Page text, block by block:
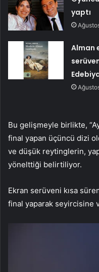
yaptı
Alman
Bu gelişmeyle birlikte,
final yapan üçüncü dizi
ve düşük reytinglerin,
yönelttiği belirtiliyor.
Ekran serüveni kısa
final yaparak seyircisine